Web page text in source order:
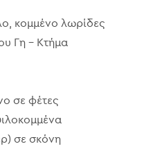
κομμένο λωρίδες
Γη – Κτήμα
σε φέτες
σε σκόνη